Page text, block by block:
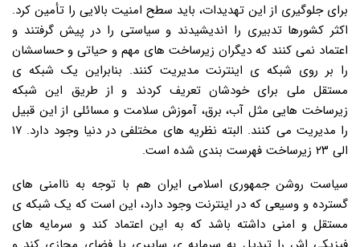
برای جلوگیری از این تهدیدات، باید سطح امنیت بالایی را تأمین کرد.
اکثر کشورها تدبیری را اندیشیدند و سیاستی را در پیش گرفتند و
اعتماد نمی کنند که دیگران زیرساخت های مهم و حیاتی و حساسشان
را بر روی شبکه ی اینترنت مدیریت کنند. بنابراین یک شبکه ی
مستقل ملی برای خودشان تعریف کردند و از طریق این شبکه
زیرساخت هایی مثل آب، برق، آموزش سلامت و مسائلی از این قبیل
را مدیریت می کنند. البته نظریه های مختلفی در دنیا وجود دارد. ۱۷
الی ۲۳ زیرساخت فهرست بندی شده است.
سیاست روشن جمهوری اسلامی ایران هم با توجه به ناامنی های
گسترده و وسیعی که در اینترنت وجود دارد، این است که یک شبکه ی
مستقل و امنی داشته باشد که به این اعتماد کند و سرمایه های